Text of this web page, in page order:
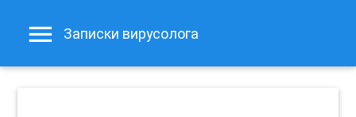
Записки вирусолога